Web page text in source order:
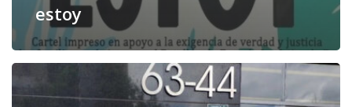
estoy
Mapoema